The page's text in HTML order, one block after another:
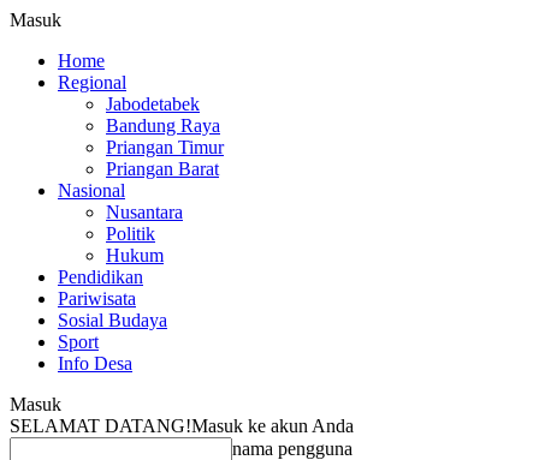
Masuk
Home
Regional
Jabodetabek
Bandung Raya
Priangan Timur
Priangan Barat
Nasional
Nusantara
Politik
Hukum
Pendidikan
Pariwisata
Sosial Budaya
Sport
Info Desa
Masuk
SELAMAT DATANG!Masuk ke akun Anda
nama pengguna